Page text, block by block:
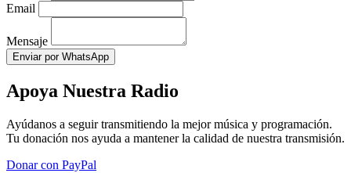
Email
Mensaje
Enviar por WhatsApp
Apoya Nuestra Radio
Ayúdanos a seguir transmitiendo la mejor música y programación.
Tu donación nos ayuda a mantener la calidad de nuestra transmisión.
Donar con PayPal